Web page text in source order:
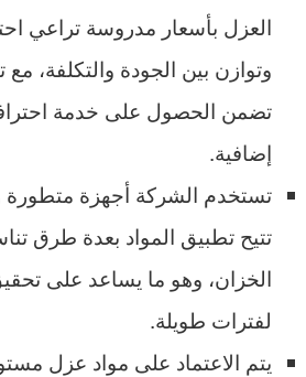
العزل بأسعار مدروسة تراعي
وتوازن بين الجودة والتكلفة،
تضمن الحصول على خدمة
إضافية.
تستخدم الشركة أجهزة متطورة
تتيح تطبيق المواد بعدة طرق
الخزان، وهو ما يساعد على
لفترات طويلة.
يتم الاعتماد على مواد عزل